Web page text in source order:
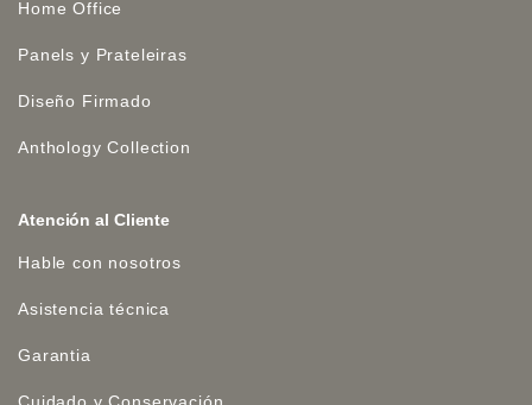
Home Office
Panels y Prateleiras
Diseño Firmado
Anthology Collection
Atención al Cliente
Hable con nosotros
Asistencia técnica
Garantia